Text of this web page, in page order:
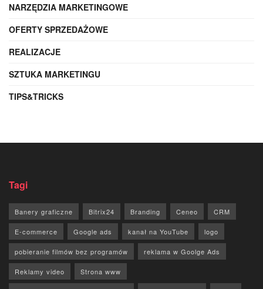
NARZĘDZIA MARKETINGOWE
OFERTY SPRZEDAŻOWE
REALIZACJE
SZTUKA MARKETINGU
TIPS&TRICKS
Tagi
Banery graficzne Bitrix24 Branding Ceneo CRM
E-commerce Google ads kanał na YouTube logo
pobieranie filmów bez programów reklama w Goolge Ads
Reklamy video Strona www